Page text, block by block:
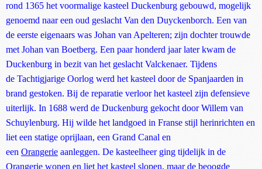
rond 1365 het voormalige kasteel Duckenburg gebouwd, mogelijk
genoemd naar een oud geslacht Van den Duyckenborch. Een van
de eerste eigenaars was Johan van Apelteren; zijn dochter trouwde
met Johan van Boetberg. Een paar honderd jaar later kwam de
Duckenburg in bezit van het geslacht Valckenaer. Tijdens
de Tachtigjarige Oorlog werd het kasteel door de Spanjaarden in
brand gestoken. Bij de reparatie verloor het kasteel zijn defensieve
uiterlijk. In 1688 werd de Duckenburg gekocht door Willem van
Schuylenburg. Hij wilde het landgoed in Franse stijl herinrichten en
liet een statige oprijlaan, een Grand Canal en
een Orangerie aanleggen. De kasteelheer ging tijdelijk in de
Orangerie wonen en liet het kasteel slopen, maar de beoogde